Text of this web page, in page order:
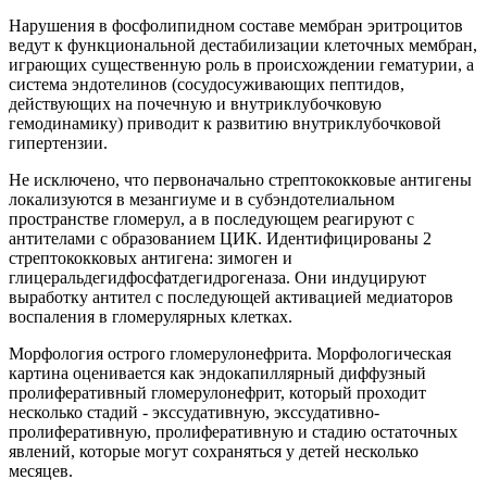
Нарушения в фосфолипидном составе мембран эритроцитов
ведут к функциональной дестабилизации клеточных мембран,
играющих существенную роль в происхождении гематурии, а
система эндотелинов (сосудосуживающих пептидов,
действующих на почечную и внутриклубочковую
гемодинамику) приводит к развитию внутриклубочковой
гипертензии.
Не исключено, что первоначально стрептококковые антигены
локализуются в мезангиуме и в субэндотелиальном
пространстве гломерул, а в последующем реагируют с
антителами с образованием ЦИК. Идентифицированы 2
стрептококковых антигена: зимоген и
глицеральдегидфосфатдегидрогеназа. Они индуцируют
выработку антител с последующей активацией медиаторов
воспаления в гломерулярных клетках.
Морфология острого гломерулонефрита. Морфологическая
картина оценивается как эндокапиллярный диффузный
пролиферативный гломерулонефрит, который проходит
несколько стадий - экссудативную, экссудативно-
пролиферативную, пролиферативную и стадию остаточных
явлений, которые могут сохраняться у детей несколько
месяцев.